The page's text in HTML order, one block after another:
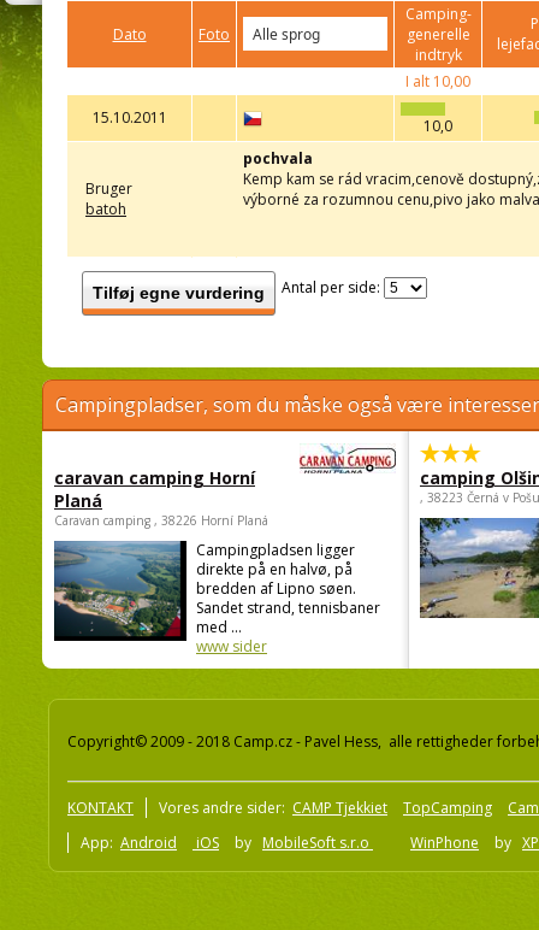
Dato Foto
Camping-
generelle
indtryk
I alt 10,00
15.10.2011
10,0
Bruger
batoh
pochvala
Kemp kam se rád vracim,cenově
výborné za rozumnou cenu,pivo jako
Tilføj egne vurdering Antal per side:
Campingpladser, som du måske også være
caravan camping Horní
Planá
Caravan camping , 38226 Horní Planá
Campingpladsen ligger
direkte på en halvø, på
bredden af Lipno søen.
Sandet strand, tennisbaner
med ...
www sider
camping
, 38223 Černá v
Copyright© 2009 - 2018 Camp.cz - Pavel Hess, alle rettigheder
KONTAKT Vores andre sider: CAMP Tjekkiet TopCamping
App: Android iOS by MobileSoft s.r.o WinPhone by